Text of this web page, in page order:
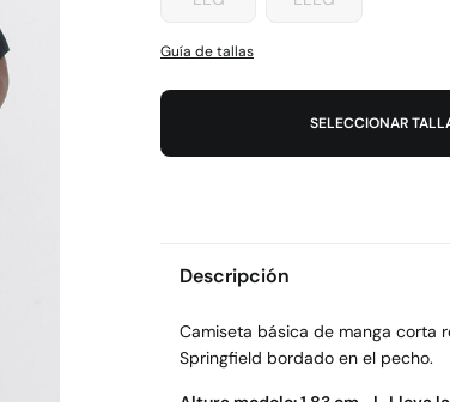
Guía de tallas
SELECCIONAR
Descripción
Camiseta básica de manga corta
Springfield bordado en el pecho.